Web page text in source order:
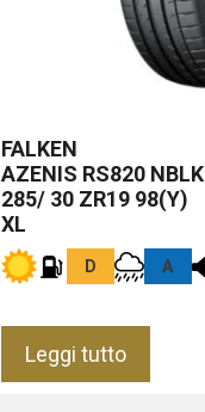
FALKEN
AZENIS RS820 NBLK
285/ 30 ZR19 98(Y)
XL
D A
Leggi tutto